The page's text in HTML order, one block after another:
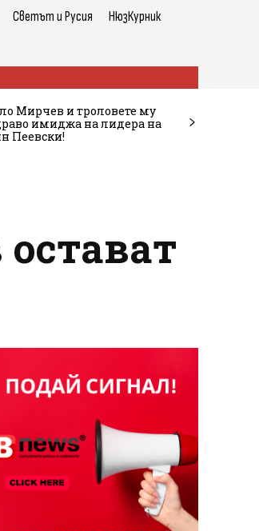
Светът и Русия НюзКурник
Мирчев и троловете му
имиджа на лидера на
Пеевски!